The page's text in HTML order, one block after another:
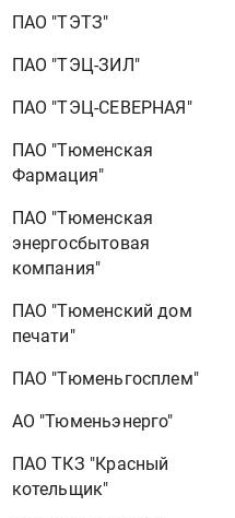
ПАО "ТЭТЗ"
ПАО "ТЭЦ-ЗИЛ"
ПАО "ТЭЦ-СЕВЕРНАЯ"
ПАО "Тюменская
Фармация"
ПАО "Тюменская
энергосбытовая
компания"
ПАО "Тюменский дом
печати"
ПАО "Тюменьгосплем"
АО "Тюменьэнерго"
ПАО ТКЗ "Красный
котельщик"